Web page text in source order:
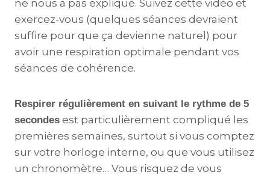
ne nous a pas expliqué. Suivez cette vidéo et
exercez-vous (quelques séances devraient
suffire pour que ça devienne naturel) pour
avoir une respiration optimale pendant vos
séances de cohérence.
Respirer régulièrement en suivant le rythme de 5
secondes est particulièrement compliqué les
premières semaines, surtout si vous comptez
sur votre horloge interne, ou que vous utilisez
un chronomètre… Vous risquez de vous